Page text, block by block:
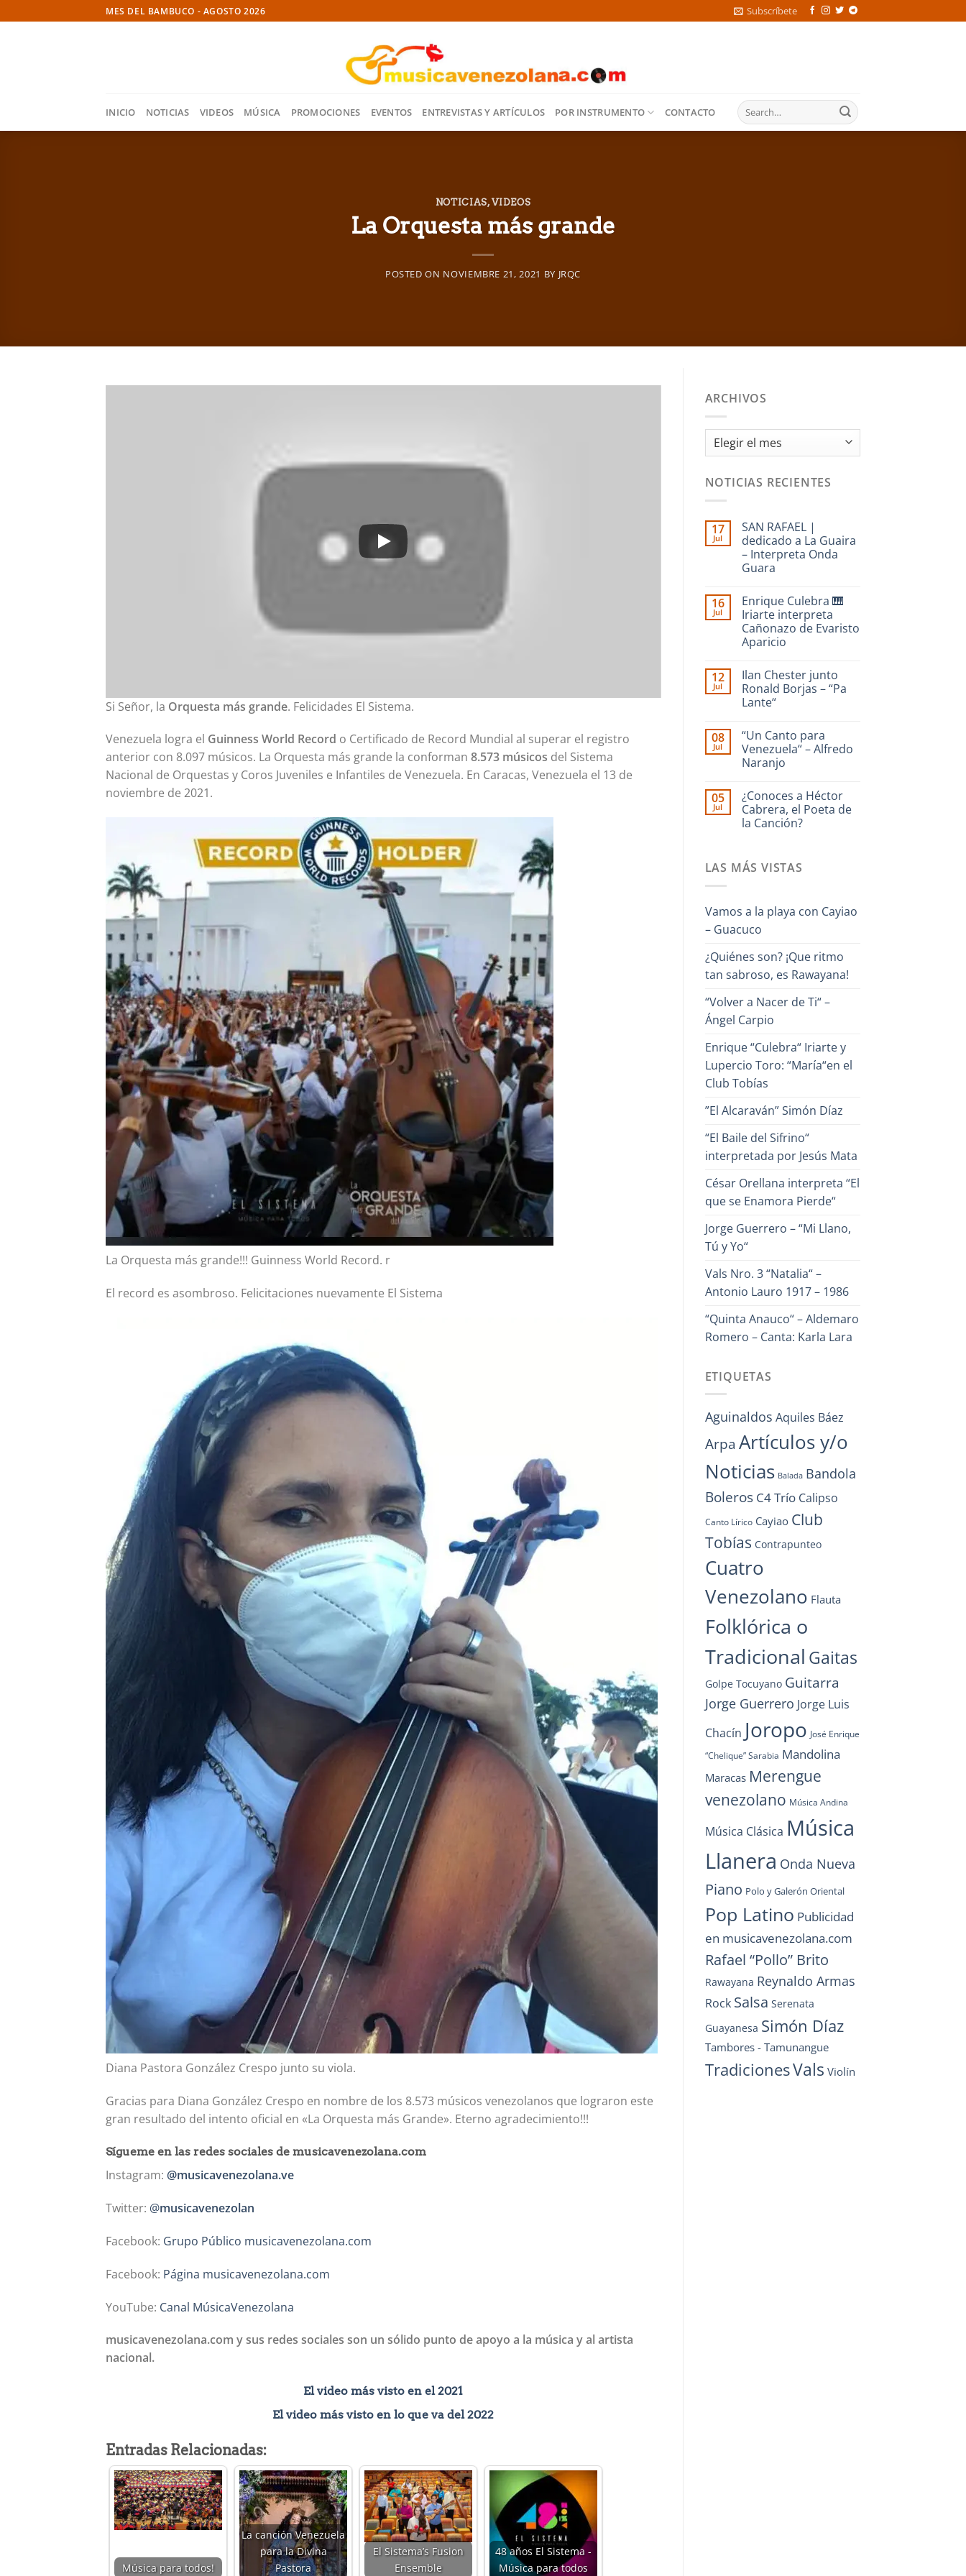
to
MES DEL BAMBUCO - AGOSTO 2026 Subscríbete
INICIO NOTICIAS VIDEOS MÚSICA PROMOCIONES EVENTOS ENTREVISTAS Y ARTÍCULOS POR INSTRUMENTO CONTACTO
NOTICIAS,VIDEOS
La Orquesta más grande
POSTED ON NOVIEMBRE 21, 2021 BY JRQC
Si Señor, la Orquesta más grande. Felicidades El Sistema.
Venezuela logra el Guinness World Record o Certificado de Record Mundial al superar el registro
anterior con 8.097 músicos. La Orquesta más grande la conforman 8.573 músicos del Sistema
Nacional de Orquestas y Coros Juveniles e Infantiles de Venezuela. En Caracas, Venezuela el 13 de
noviembre de 2021.
La Orquesta más grande!!! Guinness World Record. r
El record es asombroso. Felicitaciones nuevamente El Sistema
Diana Pastora González Crespo junto su viola.
Gracias para Diana González Crespo en nombre de los 8.573 músicos venezolanos que lograron este
gran resultado del intento oficial en «La Orquesta más Grande». Eterno agradecimiento!!!
Sígueme en las redes sociales de musicavenezolana.com
Instagram: @musicavenezolana.ve
Twitter: @musicavenezolan
Facebook: Grupo Público musicavenezolana.com
Facebook: Página musicavenezolana.com
YouTube: Canal MúsicaVenezolana
musicavenezolana.com y sus redes sociales son un sólido punto de apoyo a la música y al artista
nacional.
El video más visto en el 2021
El video más visto en lo que va del 2022
Entradas Relacionadas:
Música para todos!
La canción Venezuela
para la Divina
Pastora
El Sistema’s Fusion
Ensemble
48 años El Sistema -
Música para todos
ARCHIVOS
Archivos
NOTICIAS RECIENTES
17
Jul
SAN RAFAEL |
dedicado a La Guaira
– Interpreta Onda
Guara
comentarios
en
SAN
RAFAEL
|
dedicado
Guaira
–
Interpreta
Onda
16
Jul
Enrique Culebra 🎹
Iriarte interpreta
Cañonazo de Evaristo
Aparicio
comentarios
en
Enrique
Culebra
interpreta
Cañonazo
de
Evaristo
Aparicio
12
Jul
Ilan Chester junto
Ronald Borjas – “Pa
Lante“
comentarios
en
Ilan
Chester
Borjas
–
“Pa
Lante“
08
Jul
“Un Canto para
Venezuela“ – Alfredo
Naranjo
comentarios
en
“Un
Canto
Alfredo
Naranjo
05
Jul
¿Conoces a Héctor
Cabrera, el Poeta de
la Canción?
en
¿Conoces
el
de
LAS MÁS VISTAS
Vamos a la playa con Cayiao
– Guacuco
¿Quiénes son? ¡Que ritmo
tan sabroso, es Rawayana!
“Volver a Nacer de Ti“ –
Ángel Carpio
Enrique “Culebra“ Iriarte y
Lupercio Toro: “María“en el
Club Tobías
”El Alcaraván” Simón Díaz
“El Baile del Sifrino“
interpretada por Jesús Mata
César Orellana interpreta “El
que se Enamora Pierde“
Jorge Guerrero – “Mi Llano,
Tú y Yo“
Vals Nro. 3 “Natalia“ –
Antonio Lauro 1917 – 1986
“Quinta Anauco“ – Aldemaro
Romero – Canta: Karla Lara
ETIQUETAS
Aguinaldos Aquiles Báez
Arpa Artículos y/o
Noticias Balada Bandola
Boleros C4 Trío Calipso
Canto Lírico Cayiao Club
Tobías Contrapunteo
Cuatro
Venezolano Flauta
Folklórica o
Tradicional Gaitas
Golpe Tocuyano Guitarra
Jorge Guerrero Jorge Luis
Chacín Joropo José Enrique
“Chelique” Sarabia Mandolina
Maracas Merengue
venezolano Música Andina
Música Clásica Música
Llanera Onda Nueva
Piano Polo y Galerón Oriental
Pop Latino Publicidad
en musicavenezolana.com
Rafael “Pollo” Brito
Rawayana Reynaldo Armas
Rock Salsa Serenata
Guayanesa Simón Díaz
Tambores - Tamunangue
TradicionesVals Violín